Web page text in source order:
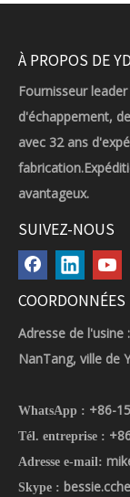
À PROPOS DE
Fournisseur
d'échappement,
avec 32 ans
avantageux.
SUIVEZ-NOUS
COORDONNÉES
Adresse de l'usine
NanTang, ville de
WhatsApp : +86-
Tél. entreprise :
Adresse e-mail:
Skype :